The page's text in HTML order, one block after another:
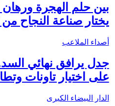
بين حلم الهجرة
يختار صناعة النجاح
أصداء الملاعب
جدل يرافق نهائي
على اختيار تاونات
الدار البيضاء الكبرى